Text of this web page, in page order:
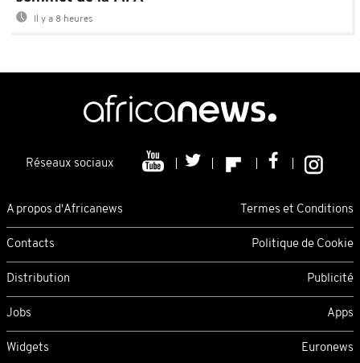
Il y a 8 heures
Réseaux sociaux
A propos d'Africanews Termes et Conditions
Contacts Politique de Cookie
Distribution Publicité
Jobs Apps
Widgets Euronews